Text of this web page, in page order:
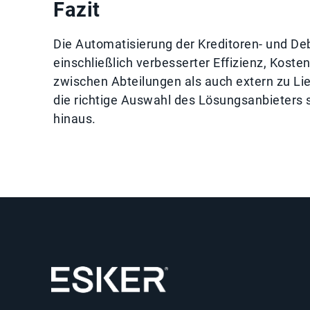
Fazit
Die Automatisierung der Kreditoren- und
einschließlich verbesserter Effizienz,
zwischen Abteilungen als auch extern zu
die richtige Auswahl des Lösungsanbieters
hinaus.